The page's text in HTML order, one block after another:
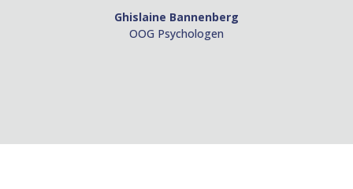
Ghislaine Bannenberg
OOG Psychologen